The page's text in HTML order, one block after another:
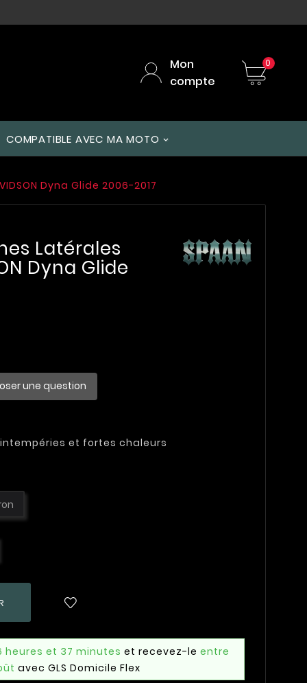
Mon
compte
0
COMPATIBLE AVEC MA MOTO
Dyna Glide 2006-2017
Latérales
Dyna Glide
une question
et fortes chaleurs
heures et 37 minutes et recevez-le entre
avec GLS Domicile Flex